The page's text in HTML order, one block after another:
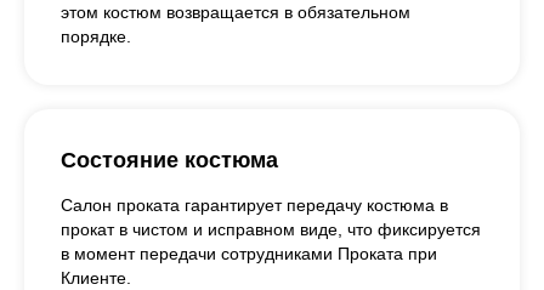
этом костюм возвращается в обязательном
порядке.
Состояние костюма
Салон проката гарантирует передачу костюма в
прокат в чистом и исправном виде, что фиксируется
в момент передачи сотрудниками Проката при
Клиенте.